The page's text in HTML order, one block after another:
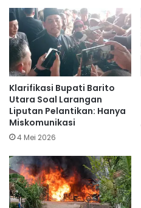
Klarifikasi Bupati Barito
Utara Soal Larangan
Liputan Pelantikan: Hanya
Miskomunikasi
4 Mei 2026